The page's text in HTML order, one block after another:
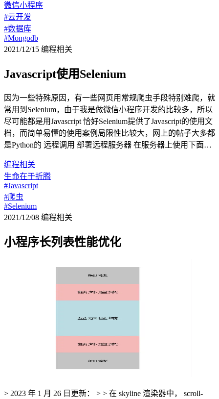
微信小程序
#云开发
#数据库
#Mongodb
2021/12/15 编程相关
Javascript使用Selenium
因为一些特殊原因，有一些网页用常规爬虫手段特别难爬，就
常用到Selenium，由于我是做微信小程序开发的比较多，所以
尽可能都是用Javascript 恰好Selenium提供了Javascript的使用文
档，而简单易懂的使用案例局限性比较大，网上的帖子大多都
是Python的 远程调用 部署远程服务器 在服务器上使用下面…
编程相关
生命在于折腾
#Javascript
#爬虫
#Selenium
2021/12/08 编程相关
小程序长列表性能优化
> 2023 年 1 月 26 日更新： > > 在 skyline 渲染器中， scroll-